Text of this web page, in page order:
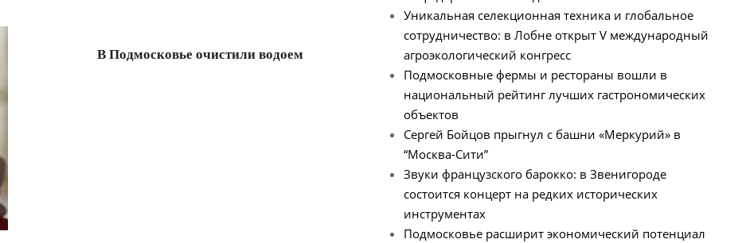
В Подмосковье очистили водоем
Уникальная селекционная техника и глобальное
сотрудничество: в Лобне открыт V международный
агроэкологический конгресс
Подмосковные фермы и рестораны вошли в
национальный рейтинг лучших гастрономических
объектов
Сергей Бойцов прыгнул с башни «Меркурий» в
“Москва-Сити”
Звуки французского барокко: в Звенигороде
состоится концерт на редких исторических
инструментах
Подмосковье расширит экономический потенциал